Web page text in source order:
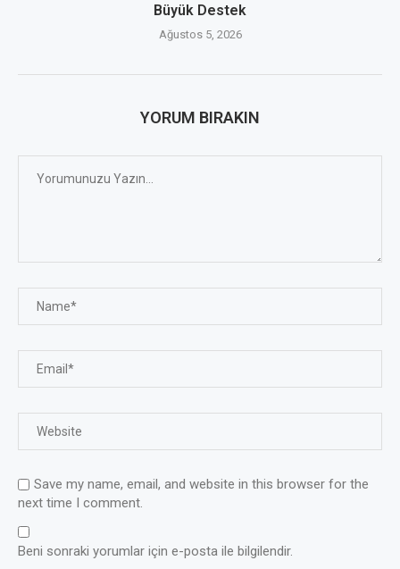
Büyük Destek
Ağustos 5, 2026
YORUM BIRAKIN
Save my name, email, and website in this browser for the
next time I comment.
Beni sonraki yorumlar için e-posta ile bilgilendir.